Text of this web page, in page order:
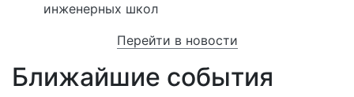
инженерных школ
Перейти в новости
Ближайшие события